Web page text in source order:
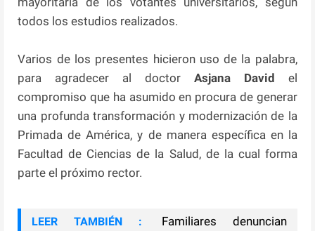
todos los estudios realizados.
Varios de los presentes hicieron uso de la palabra,
para agradecer al doctor Asjana David el
compromiso que ha asumido en procura de generar
una profunda transformación y modernización de la
Primada de América, y de manera específica en la
Facultad de Ciencias de la Salud, de la cual forma
parte el próximo rector.
LEER TAMBIÉN :
Familiares denuncian